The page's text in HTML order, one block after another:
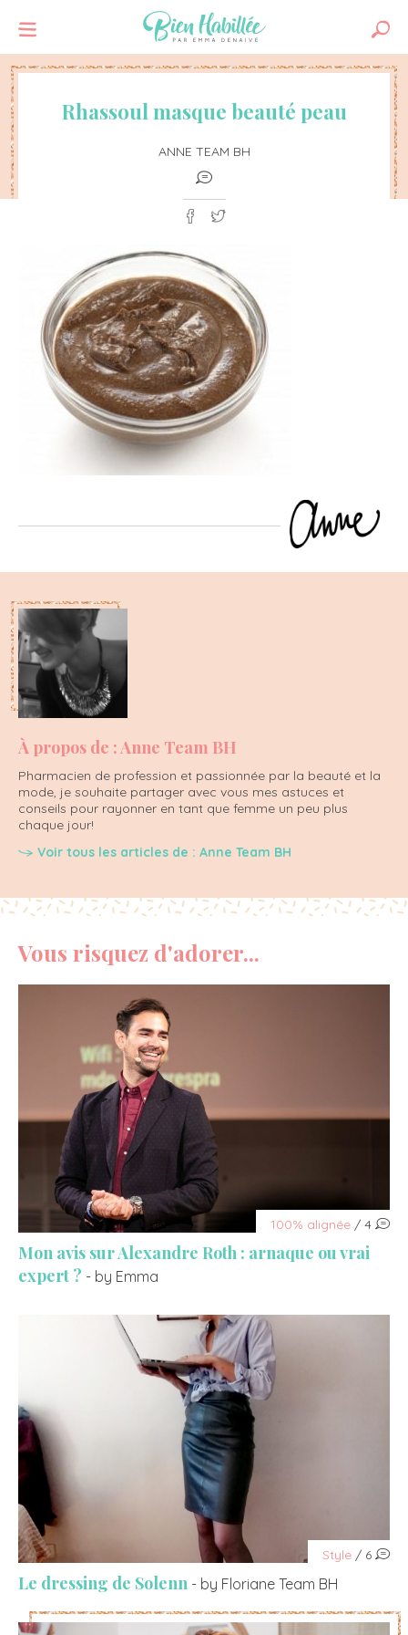
Rhassoul masque beauté peau
ANNE TEAM BH
À propos de : Anne Team BH
Pharmacien de profession et passionnée par la beauté et la
mode, je souhaite partager avec vous mes astuces et
conseils pour rayonner en tant que femme un peu plus
chaque jour!
Voir tous les articles de : Anne Team BH
Vous risquez d'adorer...
100% alignée / 4
Mon avis sur Alexandre Roth : arnaque ou vrai
expert ? - by Emma
Style / 6
Le dressing de Solenn - by Floriane Team BH